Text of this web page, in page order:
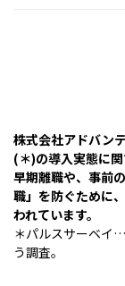
株式会社アドバン
(＊)の導入実態に
早期離職や、事前
職」を防ぐために
われています。
＊パルスサーベイ
う調査。